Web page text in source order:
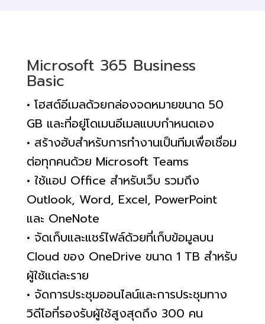
Microsoft 365 Business
Basic
• โฮสต์อีเมลด้วยกล่องจดหมายขนาด 50
GB และที่อยู่โดเมนอีเมลแบบกำหนดเอง
• สร้างฮับสำหรับการทำงานเป็นทีมเพื่อเชื่อม
ต่อทุกคนด้วย Microsoft Teams
• ใช้แอป Office สำหรับเว็บ รวมถึง
Outlook, Word, Excel, PowerPoint
และ OneNote
• จัดเก็บและแชร์ไฟล์ด้วยที่เก็บข้อมูลบน
Cloud ของ OneDrive ขนาด 1 TB สำหรับ
ผู้ใช้แต่ละราย
• จัดการประชุมออนไลน์และการประชุมทาง
วิดีโอที่รองรับผู้ใช้สูงสุดถึง 300 คน